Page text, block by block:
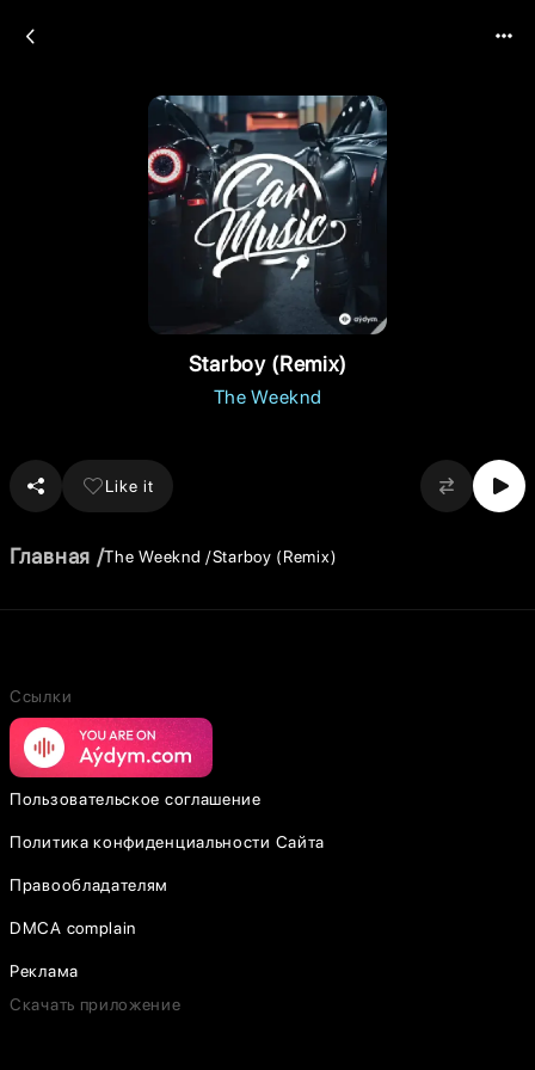
Starboy (Remix)
The Weeknd
Like it
Главная The Weeknd Starboy (Remix)
Ссылки
Пользовательское соглашение
Политика конфиденциальности Сайта
Правообладателям
DMCA complain
Реклама
Скачать приложение